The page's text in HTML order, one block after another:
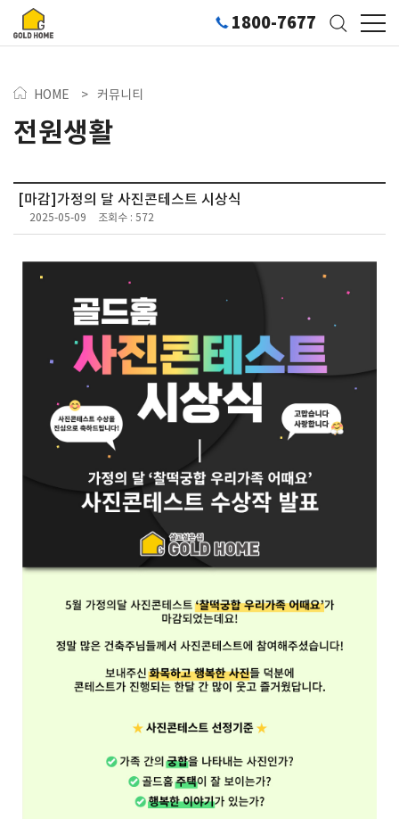
1800-7677
HOME > 커뮤니티
전원생활
[마감]가정의 달 사진콘테스트 시상식
2025-05-09 조회수 : 572